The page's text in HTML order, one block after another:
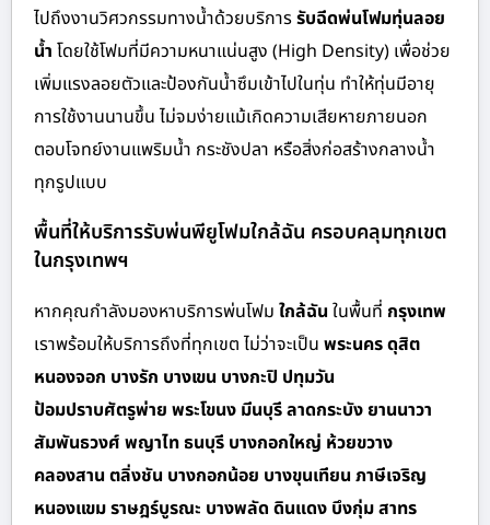
ไปถึงงานวิศวกรรมทางน้ำด้วยบริการรับฉีดพ่นโฟมทุ่นลอย
น้ำ โดยใช้โฟมที่มีความหนาแน่นสูง (High Density) เพื่อช่วย
เพิ่มแรงลอยตัวและป้องกันน้ำซึมเข้าไปในทุ่น ทำให้ทุ่นมีอายุ
การใช้งานนานขึ้น ไม่จมง่ายแม้เกิดความเสียหายภายนอก
ตอบโจทย์งานแพริมน้ำ กระชังปลา หรือสิ่งก่อสร้างกลางน้ำ
ทุกรูปแบบ
พื้นที่ให้บริการรับพ่นพียูโฟมใกล้ฉัน ครอบคลุมทุกเขต
ในกรุงเทพฯ
หากคุณกำลังมองหาบริการพ่นโฟม ใกล้ฉัน ในพื้นที่ กรุงเทพ
เราพร้อมให้บริการถึงที่ทุกเขต ไม่ว่าจะเป็น พระนคร ดุสิต
หนองจอก บางรัก บางเขน บางกะปิ ปทุมวัน
ป้อมปราบศัตรูพ่าย พระโขนง มีนบุรี ลาดกระบัง ยานนาวา
สัมพันธวงศ์ พญาไท ธนบุรี บางกอกใหญ่ ห้วยขวาง
คลองสาน ตลิ่งชัน บางกอกน้อย บางขุนเทียน ภาษีเจริญ
หนองแขม ราษฎร์บูรณะ บางพลัด ดินแดง บึงกุ่ม สาทร